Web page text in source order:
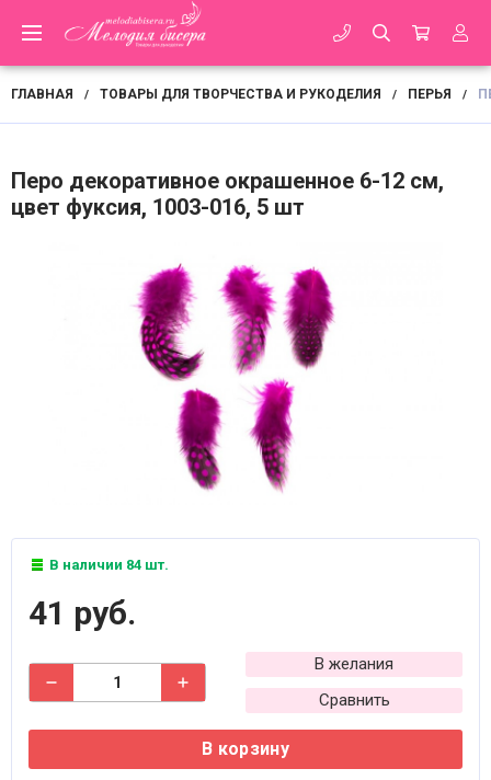
ГЛАВНАЯ / ТОВАРЫ ДЛЯ ТВОРЧЕСТВА И РУКОДЕЛИЯ / ПЕРЬЯ /
Перо декоративное окрашенное 6-12 см,
цвет фуксия, 1003-016, 5 шт
В наличии 84 шт.
41 руб.
В желания
Сравнить
В корзину